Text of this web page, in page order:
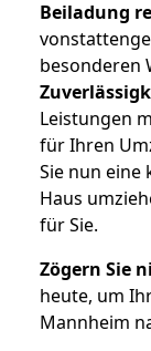
Beiladung
besonderen
Leistungen
für Ihren
Sie nun eine
Haus
für Sie.
Zögern Sie
heute, um
Mannheim